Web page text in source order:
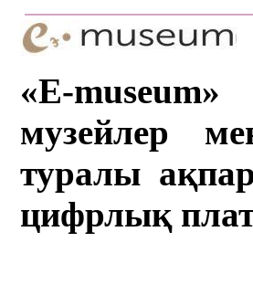
«E-
музейлер
туралы
цифрлық